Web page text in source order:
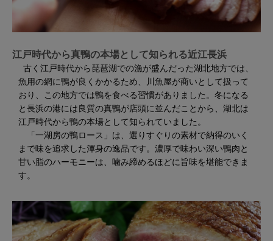
江戸時代から真鴨の本場として知られる近江長浜
古く江戸時代から琵琶湖での漁が盛んだった湖北地方では、
魚用の網に鴨が良くかかるため、川魚屋が商いとして扱って
おり、この地方では鴨を食べる習慣がありました。冬になる
と長浜の港には良質の真鴨が店頭に並んだことから、湖北は
江戸時代から鴨の本場として知られていました。
「一湖房の鴨ロース」は、選りすぐりの素材で納得のいく
まで味を追求した渾身の逸品です。濃厚で味わい深い鴨肉と
甘い脂のハーモニーは、噛み締めるほどに旨味を堪能できま
す。